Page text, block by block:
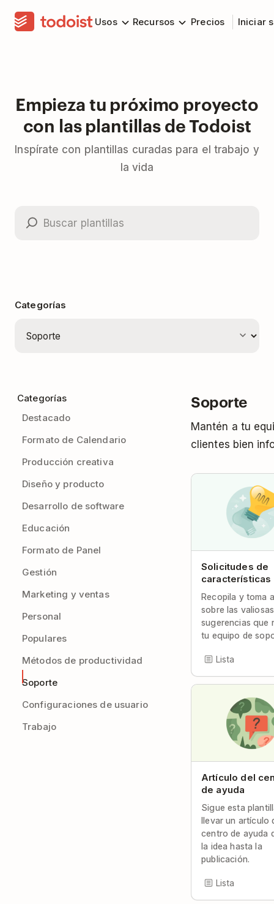
Usos Recursos Precios Iniciar
Empieza tu próximo proyecto
con las plantillas de Todoist
Inspírate con plantillas curadas para el trabajo y
la vida
Categorías
Categorías
Destacado
Formato de Calendario
Producción creativa
Diseño y producto
Desarrollo de software
Educación
Formato de Panel
Gestión
Marketing y ventas
Personal
Populares
Métodos de productividad
Soporte
Configuraciones de usuario
Trabajo
Soporte
Mantén a tu
clientes bien
Solicitudes de
características
Recopila y toma
sobre las valiosas
sugerencias que
tu equipo de
Lista
Artículo del
de ayuda
Sigue esta
llevar un artículo
centro de ayuda
la idea hasta la
publicación.
Lista